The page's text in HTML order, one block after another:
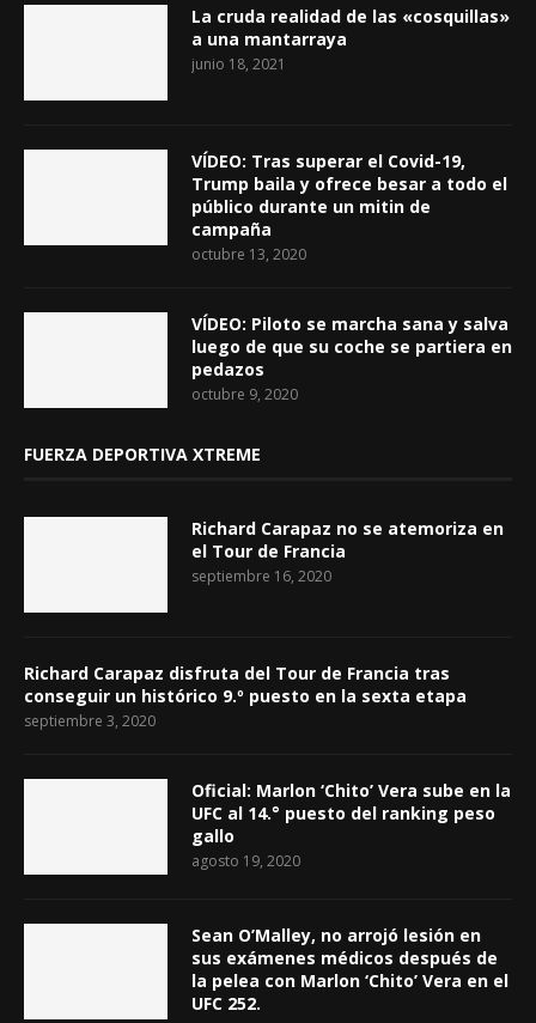
La cruda realidad de las «cosquillas»
a una mantarraya
junio 18, 2021
VÍDEO: Tras superar el Covid-19,
Trump baila y ofrece besar a todo el
público durante un mitin de
campaña
octubre 13, 2020
VÍDEO: Piloto se marcha sana y salva
luego de que su coche se partiera en
pedazos
octubre 9, 2020
FUERZA DEPORTIVA XTREME
Richard Carapaz no se atemoriza en
el Tour de Francia
septiembre 16, 2020
Richard Carapaz disfruta del Tour de Francia tras
conseguir un histórico 9.º puesto en la sexta etapa
septiembre 3, 2020
Oficial: Marlon ‘Chito’ Vera sube en la
UFC al 14.° puesto del ranking peso
gallo
agosto 19, 2020
Sean O’Malley, no arrojó lesión en
sus exámenes médicos después de
la pelea con Marlon ‘Chito’ Vera en el
UFC 252.